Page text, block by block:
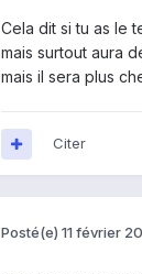
Cela dit si tu as le
mais surtout aura
mais il sera plus
Citer
Posté(e) 11 février